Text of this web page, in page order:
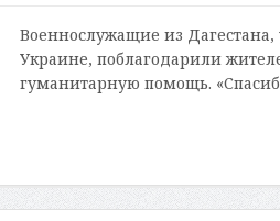
Военнослужащие из
Украине, поблагодарили
гуманитарную помощь.